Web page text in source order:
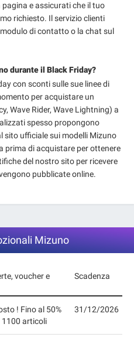
e assicurati che il tuo
richiesto. Il servizio clienti
di contatto o la chat sul
durante il Black Friday?
con sconti sulle sue linee di
per acquistare un
Wave Rider, Wave Lightning) a
spesso propongono
ufficiale sui modelli Mizuno
prima di acquistare per ottenere
del nostro sito per ricevere
pubblicate online.
Mizuno
voucher e
Scadenza
! Fino al 50%
1100 articoli
31/12/2026